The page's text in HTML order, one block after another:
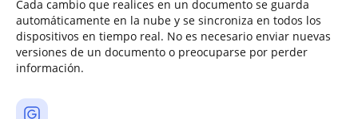
Cada cambio que realices en un documento se guarda
automáticamente en la nube y se sincroniza en todos los
dispositivos en tiempo real. No es necesario enviar nuevas
versiones de un documento o preocuparse por perder
información.